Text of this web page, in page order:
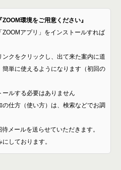
環境をご用意ください』
アプリ」をインストールすれば
クをクリックし、出て来た案内に道
単に使えるようになります（初回の
ルする必要はありません
仕方（使い方）は、検索などでお調
メールを送らせていただきます。
しております。